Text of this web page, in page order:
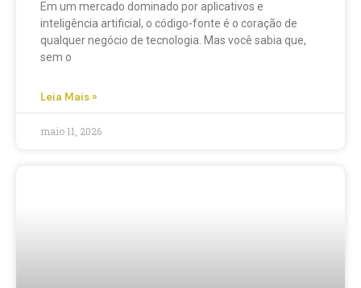
Em um mercado dominado por aplicativos e
inteligência artificial, o código-fonte é o coração de
qualquer negócio de tecnologia. Mas você sabia que,
sem o
Leia Mais »
maio 11, 2026